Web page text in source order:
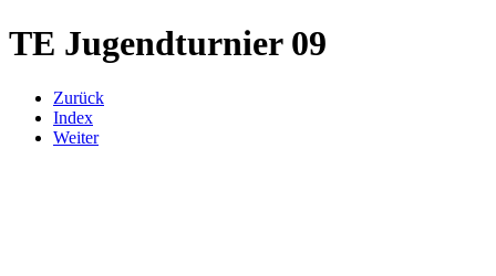
TE Jugendturnier 09
Zurück
Index
Weiter